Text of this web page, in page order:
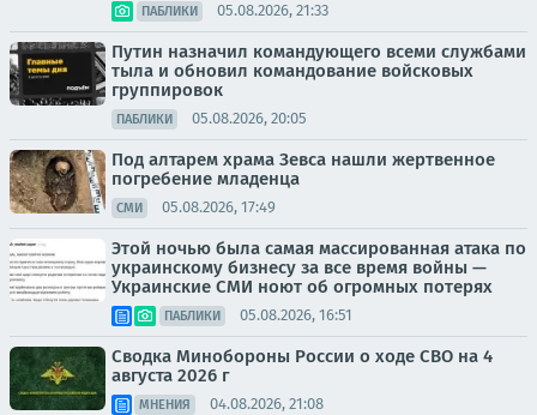
ПАБЛИКИ 05.08.2026, 21:33
Путин назначил командующего всеми службами
тыла и обновил командование войсковых
группировок
ПАБЛИКИ 05.08.2026, 20:05
Под алтарем храма Зевса нашли жертвенное
погребение младенца
СМИ 05.08.2026, 17:49
Этой ночью была самая массированная атака по
украинскому бизнесу за все время войны —
Украинские СМИ ноют об огромных потерях
ПАБЛИКИ 05.08.2026, 16:51
Сводка Минобороны России о ходе СВО на 4
августа 2026 г
МНЕНИЯ 04.08.2026, 21:08